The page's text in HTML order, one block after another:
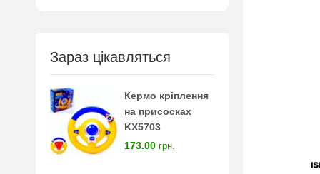
Зараз цікавляться
Кермо кріплення
на присосках
KX5703
173.00 грн.